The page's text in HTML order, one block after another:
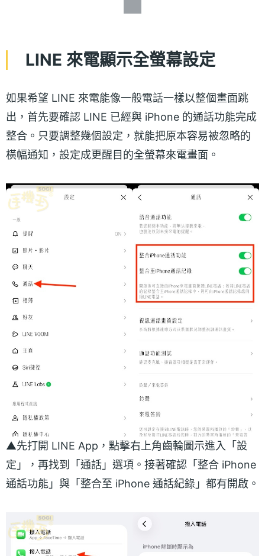
LINE 來電顯示全螢幕設定
如果希望 LINE 來電能像一般電話一樣以整個畫面跳
出，首先要確認 LINE 已經與 iPhone 的通話功能完成
整合。只要調整幾個設定，就能把原本容易被忽略的
橫幅通知，設定成更醒目的全螢幕來電畫面。
▲先打開 LINE App，點擊右上角齒輪圖示進入「設
定」，再找到「通話」選項。接著確認「整合 iPhone
通話功能」與「整合至 iPhone 通話紀錄」都有開啟。